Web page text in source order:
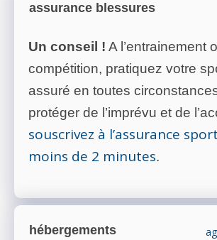
assurance blessures
Un conseil ! A l’entrainement
compétition, pratiquez votre
assuré en toutes
protéger de l’imprévu et de
souscrivez à l’assurance
moins de 2 minutes.
hébergements